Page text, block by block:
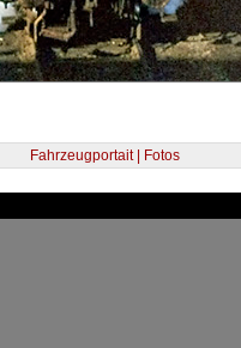
Fahrzeugportait | Fotos